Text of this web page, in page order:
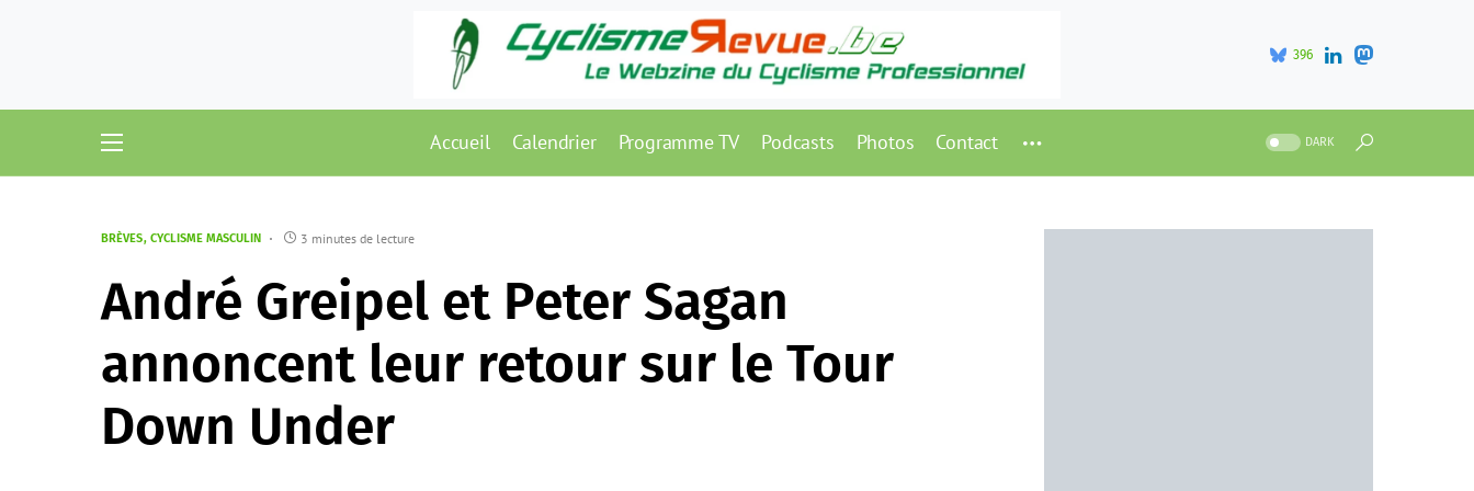
396
Accueil Calendrier Programme TV Podcasts Photos Contact DARK
BRÈVES CYCLISME MASCULIN 3 minutes de lecture
André Greipel et Peter Sagan
annoncent leur retour sur le Tour
Down Under